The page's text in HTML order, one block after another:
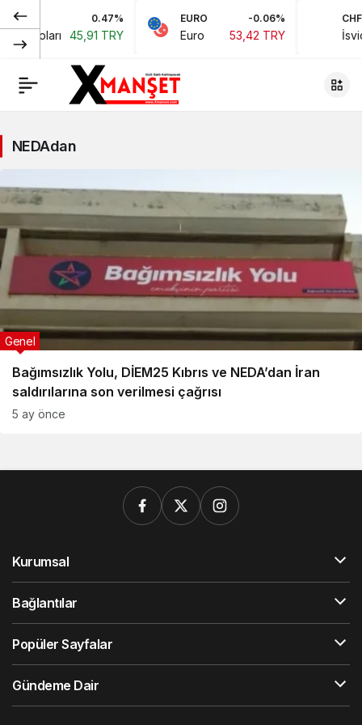
0.47%
Doları 45,91 TRY
EURO -0.06%
Euro 53,42 TRY
CHF
NEDAdan
Bağımsızlık Yolu, DİEM25 Kıbrıs ve NEDA’dan İran
saldırılarına son verilmesi çağrısı
Genel
5 ay önce
Kurumsal
Bağlantılar
Popüler Sayfalar
Gündeme Dair